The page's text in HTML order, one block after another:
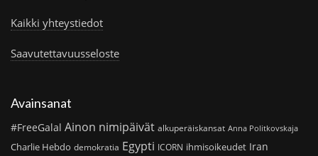
Kaikki yhteystiedot
Saavutettavuusseloste
Avainsanat
#FreeGalal Ainon nimipäivät alkuperäiskansat Anna Politkovskaja
Charlie Hebdo demokratia Egypti ICORN ihmisoikeudet Iran